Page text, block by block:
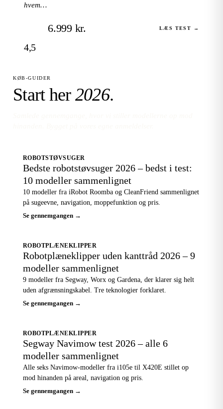
hvem…
4,5
6.999 kr. LÆS TEST →
KØB-GUIDER
Start her 2026.
ROBOTSTØVSUGER
Bedste robotstøvsuger 2026 – bedst i test:
10 modeller sammenlignet
10 modeller fra iRobot Roomba og CleanFriend sammenlignet
på sugeevne, navigation, moppefunktion og pris.
Se gennemgangen →
ROBOTPLÆNEKLIPPER
Robotplæneklipper uden kanttråd 2026 – 9
modeller sammenlignet
9 modeller fra Segway, Worx og Gardena, der klarer sig helt
uden afgrænsningskabel. Tre teknologier forklaret.
Se gennemgangen →
ROBOTPLÆNEKLIPPER
Segway Navimow test 2026 – alle 6
modeller sammenlignet
Alle seks Navimow-modeller fra i105e til X420E stillet op
mod hinanden på areal, navigation og pris.
Se gennemgangen →